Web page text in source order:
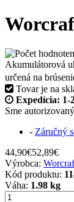
Akumulátorová
určená na
Tovar je na
Expedícia: 1-
Sme
- Záručný
44,90€52,89€
Výrobca:
Kód produktu:
Váha: 1.98 kg